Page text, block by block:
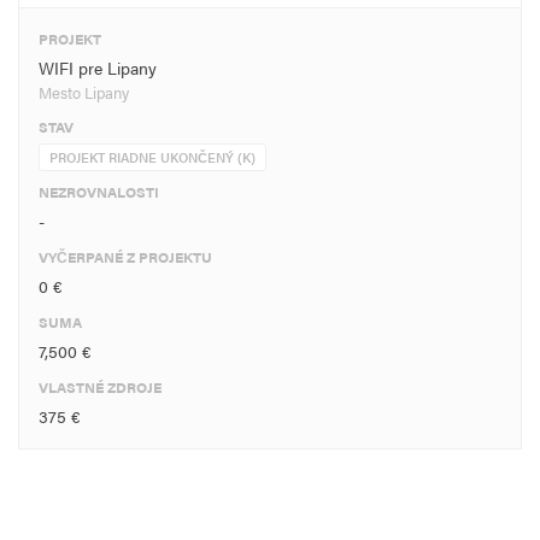
PROJEKT
WIFI pre Lipany
Mesto Lipany
STAV
PROJEKT RIADNE UKONČENÝ (K)
NEZROVNALOSTI
-
VYČERPANÉ Z PROJEKTU
0 €
SUMA
7,500 €
VLASTNÉ ZDROJE
375 €